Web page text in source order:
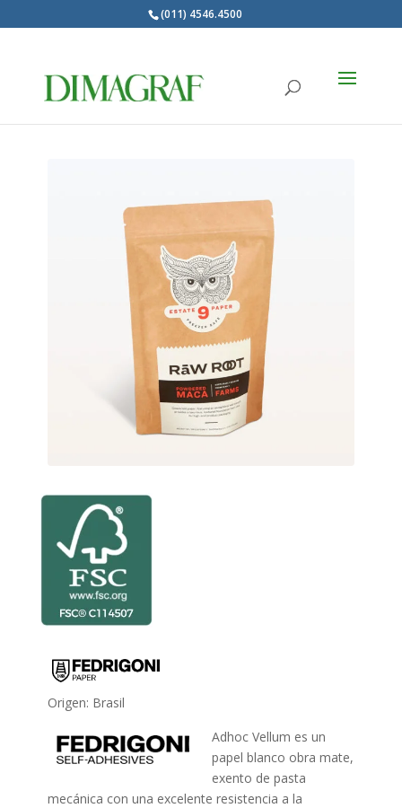
(011) 4546.4500
Origen: Brasil
Adhoc Vellum es un
papel blanco obra mate,
exento de pasta
mecánica con una excelente resistencia a la